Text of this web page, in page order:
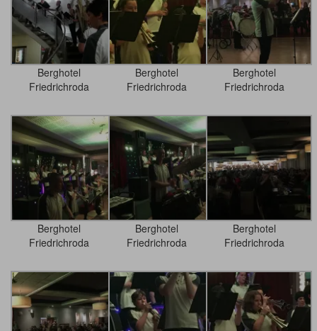
Berghotel
Friedrichroda
Berghotel
Friedrichroda
Berghotel
Friedrichroda
Berghotel
Friedrichroda
Berghotel
Friedrichroda
Berghotel
Friedrichroda